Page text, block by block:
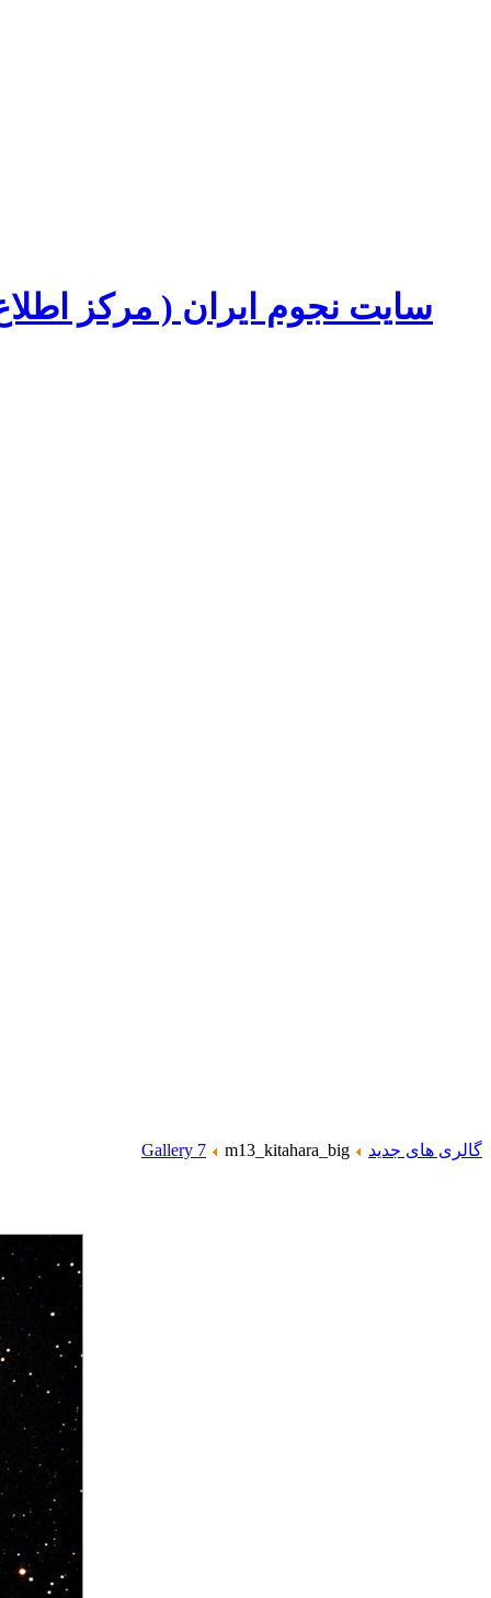
سایت نجوم ایران ( مرکز
گالری های جدید Gallery 7 m13_kitahara_big